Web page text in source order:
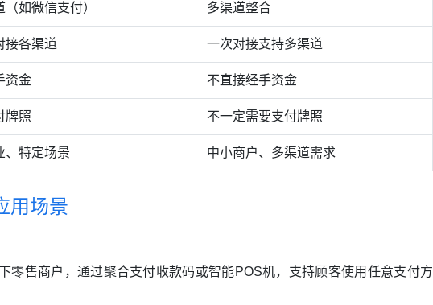
如微信支付） 多渠道整合
接各渠道 一次对接支持多渠道
资金 不直接经手资金
牌照 不一定需要支付牌照
、特定场景 中小商户、多渠道需求
用场景
零售商户，通过聚合支付收款码或智能POS机，支持顾客使用任意支付方